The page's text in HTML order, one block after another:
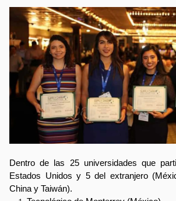
Dentro de las 25 universidades que
Estados Unidos y 5 del extranjero
China y Taiwán).